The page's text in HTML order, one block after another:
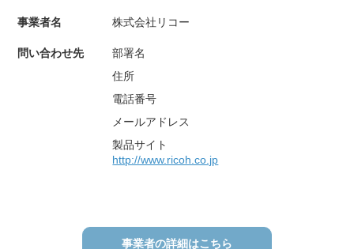
事業者名 株式会社リコー
問い合わせ先
部署名
住所
電話番号
メールアドレス
製品サイト
http://www.ricoh.co.jp
事業者の詳細はこちら